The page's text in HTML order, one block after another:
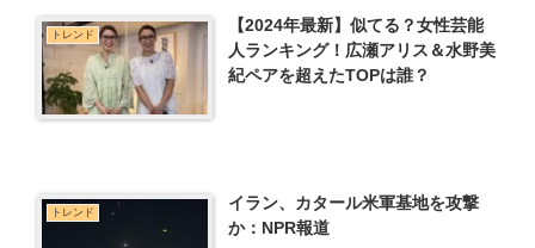
トレンド
【2024年最新】似てる？女性芸能
人ランキング！広瀬アリス＆水野美
紀ペアを超えたTOPは誰？
トレンド
イラン、カタール米軍基地を攻撃
か：NPR報道